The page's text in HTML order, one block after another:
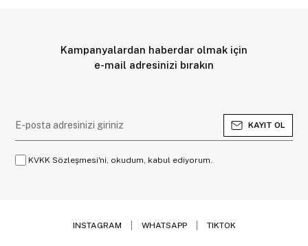
Kampanyalardan haberdar olmak için
e-mail adresinizi bırakın
KAYIT OL
KVKK Sözleşmesi'ni, okudum, kabul ediyorum.
INSTAGRAM WHATSAPP TIKTOK